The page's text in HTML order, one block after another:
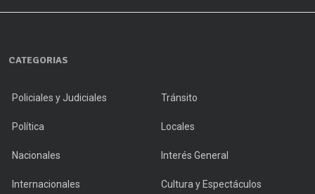
CATEGORIAS
Policiales y Judiciales Tránsito
Política Locales
Nacionales Interés General
Internacionales Cultura y Espectáculos